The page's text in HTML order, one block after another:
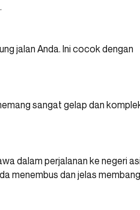
jalan Anda. Ini cocok dengan
sangat gelap dan
dalam perjalanan ke negeri
menembus dan jelas